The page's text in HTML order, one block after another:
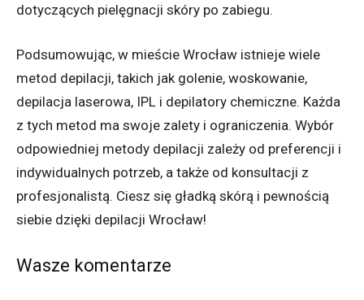
dotyczących pielęgnacji skóry po zabiegu.
Podsumowując, w mieście Wrocław istnieje wiele
metod depilacji, takich jak golenie, woskowanie,
depilacja laserowa, IPL i depilatory chemiczne. Każda
z tych metod ma swoje zalety i ograniczenia. Wybór
odpowiedniej metody depilacji zależy od preferencji i
indywidualnych potrzeb, a także od konsultacji z
profesjonalistą. Ciesz się gładką skórą i pewnością
siebie dzięki depilacji Wrocław!
Wasze komentarze